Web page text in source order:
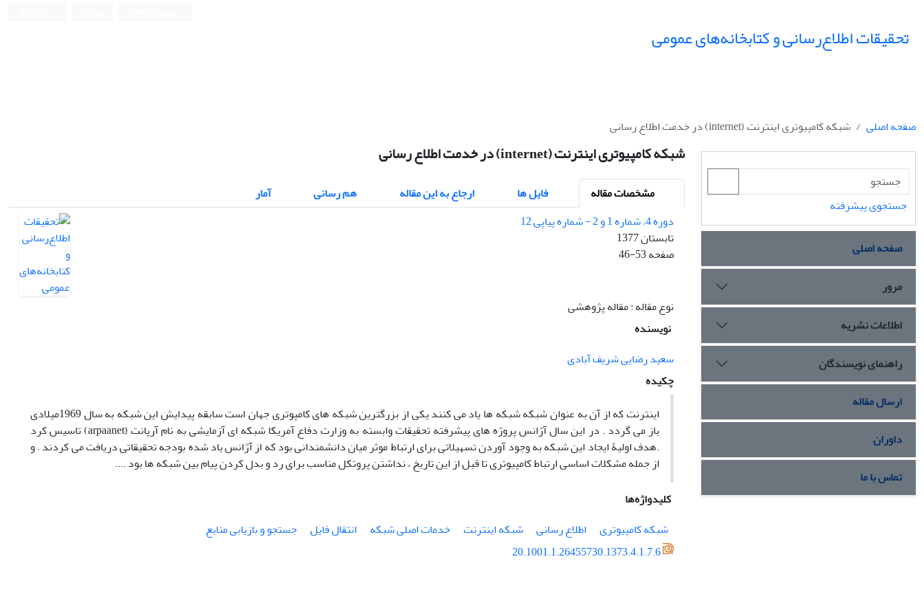
تحقیقات اطلاع‌رسانی و کتابخانه‌های عمومی
صفحه اصلی شبکه کامپیوتری اینترنت (internet) در خدمت اطلاع رسانی
شبکه کامپیوتری اینترنت (internet) در خدمت اطلاع رسانی
مشخصات مقاله فایل ها ارجاع به این مقاله هم رسانی
آمار
دوره 4، شماره 1 و 2 - شماره پیاپی 12
تابستان 1377
صفحه46-53
نوع مقاله : مقاله پژوهشی
نویسنده
سعید رضایی شریف آبادی
چکیده
اینترنت که از آن به عنوان شبکه شبکه ها یاد می کنند یکی از بزرگترین شبکه های کامپوتری جهان است سابقه پیدایش این شبکه به سال 1969میلادی
باز می گردد . در این سال آژانس پروژه های پیشرفته تحقیقات وابسته به وزارت دفاع آمریکا شبکه ای آزمایشی به نام آرپانت (arpaanet) تاسیس کرد
.هدف اولیۀ ایجاد این شبکه به وجود آوردن تسهیلاتی برای ارتباط موثر میان دانشمندانی بود که از آژانس یاد شده بودجه تحقیقاتی دریافت می کردند . و
از جمله مشکلات اساسی ارتباط کامپیوتری تا قبل از این تاریخ ، نداشتن پروتکل مناسب برای رد و بدل کردن پیام بین شبکه ها بود ....
کلیدواژه‌ها
شبکه کامپیوتری
اطلاع رسانی شبکه اینترنت خدمات اصلی شبکه انتقال فایل
جستجو و بازیابی منابع
20.1001.1.26455730.1373.4.1.7.6
جستجوی پیشرفته
صفحه اصلی
مرور
اطلاعات نشریه
راهنمای نویسندگان
ارسال مقاله
داوران
تماس با ما